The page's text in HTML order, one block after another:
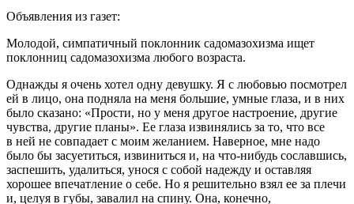
Объявления из газет:
Молодой, симпатичный поклонник садомазохизма ищет
поклонниц садомазохизма любого возраста.
Однажды я очень хотел одну девушку. Я с любовью посмотрел
ей в лицо, она подняла на меня большие, умные глаза, и в них
было сказано: «Прости, но у меня другое настроение, другие
чувства, другие планы». Ее глаза извинялись за то, что все
в ней не совпадает с моим желанием. Наверное, мне надо
было бы засуетиться, извиниться и, на что-нибудь сославшись,
заспешить, удалиться, унося с собой надежду и оставляя
хорошее впечатление о себе. Но я решительно взял ее за плечи
и, целуя в губы, завалил на спину. Она, конечно,